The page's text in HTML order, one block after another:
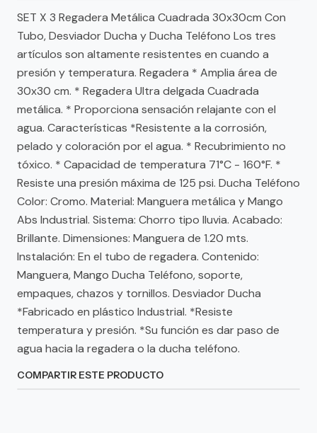
SET X 3 Regadera Metálica Cuadrada 30x30cm Con
Tubo, Desviador Ducha y Ducha Teléfono Los tres
artículos son altamente resistentes en cuando a
presión y temperatura. Regadera * Amplia área de
30x30 cm. * Regadera Ultra delgada Cuadrada
metálica. * Proporciona sensación relajante con el
agua. Características *Resistente a la corrosión,
pelado y coloración por el agua. * Recubrimiento no
tóxico. * Capacidad de temperatura 71°C - 160°F. *
Resiste una presión máxima de 125 psi. Ducha Teléfono
Color: Cromo. Material: Manguera metálica y Mango
Abs Industrial. Sistema: Chorro tipo lluvia. Acabado:
Brillante. Dimensiones: Manguera de 1.20 mts.
Instalación: En el tubo de regadera. Contenido:
Manguera, Mango Ducha Teléfono, soporte,
empaques, chazos y tornillos. Desviador Ducha
*Fabricado en plástico Industrial. *Resiste
temperatura y presión. *Su función es dar paso de
agua hacia la regadera o la ducha teléfono.
COMPARTIR ESTE PRODUCTO